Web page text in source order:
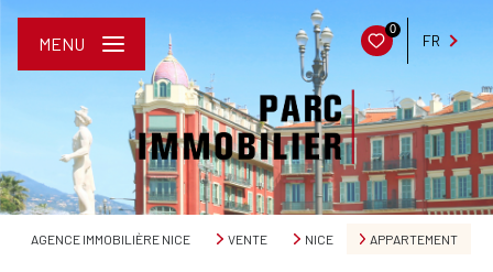
0
FR
MENU
AGENCE IMMOBILIÈRE NICE VENTE NICE APPARTEMENT